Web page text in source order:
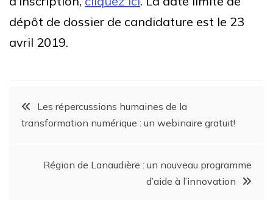
dépôt de dossier de candidature est le 23
avril 2019.
Les répercussions humaines de la
transformation numérique : un webinaire gratuit!
Région de Lanaudière : un nouveau programme
d’aide à l’innovation